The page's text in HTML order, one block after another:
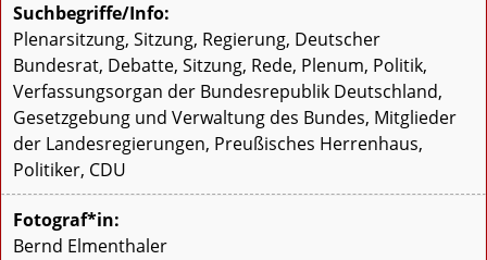
Suchbegriffe/Info:
Plenarsitzung, Sitzung, Regierung, Deutscher
Bundesrat, Debatte, Sitzung, Rede, Plenum, Politik,
Verfassungsorgan der Bundesrepublik Deutschland,
Gesetzgebung und Verwaltung des Bundes, Mitglieder
der Landesregierungen, Preußisches Herrenhaus,
Politiker, CDU
Fotograf*in:
Bernd Elmenthaler